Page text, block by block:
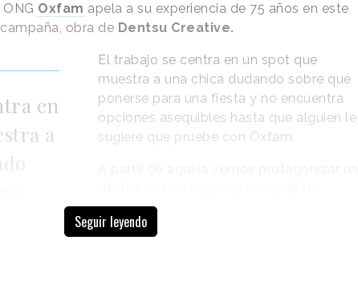
ONG Oxfam apela a su experiencia de 75 años en este
obra de Dentsu Creative.
en
a
El trabajo se centra en un spot que
muestra a una chica dudando sobre qué
ponerse para una fiesta y no encuentra
opciones asequibles hasta que alguien le
sugiere que pruebe con Oxfam.
percheros con ropa y luciendo
y sofisticados modelos, todos ellos
Seguir leyendo